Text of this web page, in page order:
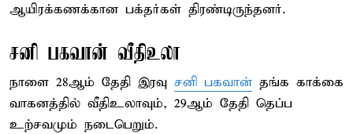
ஆயிரக்கணக்கான பக்தர்கள் திரண்டிருந்தனர்.
சனி பகவான் வீதிஉலா
நாளை 28ஆம் தேதி இரவு சனி பகவான் தங்க காக்கை
வாகனத்தில் வீதிஉலாவும், 29ஆம் தேதி தெப்ப
உற்சவமும் நடைபெறும்.